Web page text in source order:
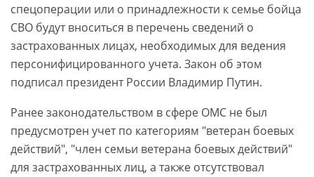
спецоперации или о принадлежности к семье бойца
СВО будут вноситься в перечень сведений о
застрахованных лицах, необходимых для ведения
персонифицированного учета. Закон об этом
подписал президент России Владимир Путин.
Ранее законодательством в сфере ОМС не был
предусмотрен учет по категориям "ветеран боевых
действий", "член семьи ветерана боевых действий"
для застрахованных лиц, а также отсутствовал